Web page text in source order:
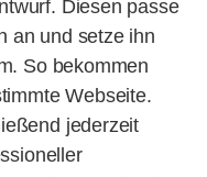
Diesen passe
an und setze ihn
So bekommen
Webseite.
jederzeit